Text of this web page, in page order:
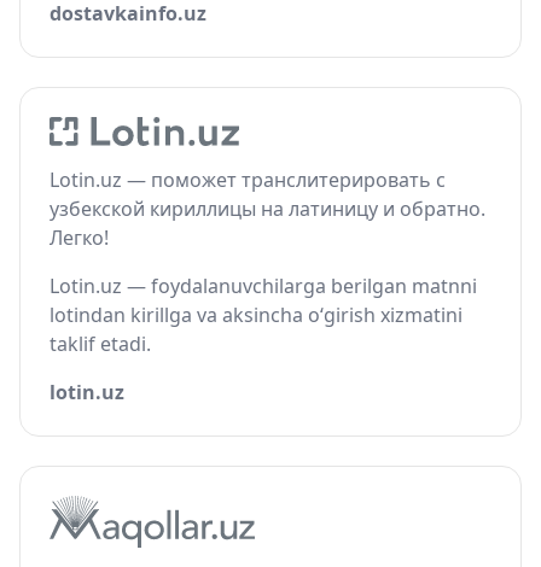
dostavkainfo.uz
Lotin.uz — поможет транслитерировать с
узбекской кириллицы на латиницу и обратно.
Легко!
Lotin.uz — foydalanuvchilarga berilgan matnni
lotindan kirillga va aksincha o‘girish xizmatini
taklif etadi.
lotin.uz